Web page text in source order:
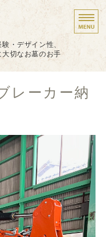
墓石のことなら株式
・デザイン性、
切なお墓のお手
レーカー納